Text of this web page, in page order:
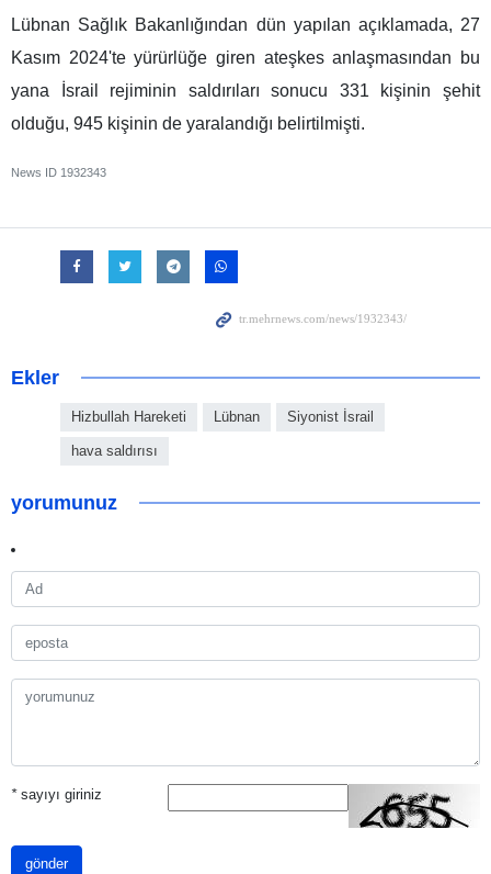
Lübnan Sağlık Bakanlığından dün yapılan açıklamada, 27
Kasım 2024'te yürürlüğe giren ateşkes anlaşmasından bu
yana İsrail rejiminin saldırıları sonucu 331 kişinin şehit
olduğu, 945 kişinin de yaralandığı belirtilmişti.
News ID 1932343
Ekler
Hizbullah Hareketi Lübnan Siyonist İsrail
hava saldırısı
yorumunuz
*sayıyı giriniz
gönder